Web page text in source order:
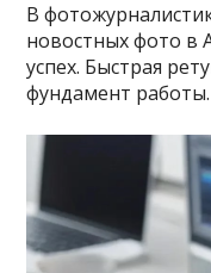
В
новостных фото в
успех. Быстрая
фундамент работы.